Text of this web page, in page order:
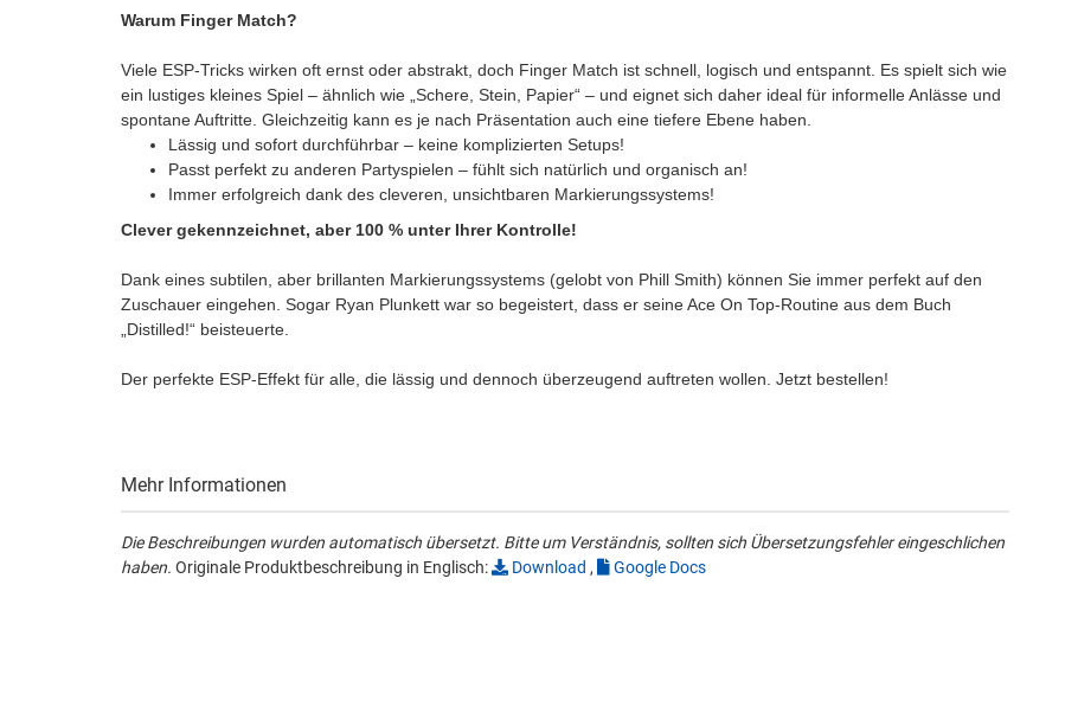
Warum Finger Match?
Viele ESP-Tricks wirken oft ernst oder abstrakt, doch Finger Match ist schnell, logisch und entspannt. Es spielt sich wie
ein lustiges kleines Spiel – ähnlich wie „Schere, Stein, Papier“ – und eignet sich daher ideal für informelle Anlässe und
spontane Auftritte. Gleichzeitig kann es je nach Präsentation auch eine tiefere Ebene haben.
Lässig und sofort durchführbar – keine komplizierten Setups!
Passt perfekt zu anderen Partyspielen – fühlt sich natürlich und organisch an!
Immer erfolgreich dank des cleveren, unsichtbaren Markierungssystems!
Clever gekennzeichnet, aber 100 % unter Ihrer Kontrolle!
Dank eines subtilen, aber brillanten Markierungssystems (gelobt von Phill Smith) können Sie immer perfekt auf den
Zuschauer eingehen. Sogar Ryan Plunkett war so begeistert, dass er seine Ace On Top-Routine aus dem Buch
„Distilled!“ beisteuerte.
Der perfekte ESP-Effekt für alle, die lässig und dennoch überzeugend auftreten wollen. Jetzt bestellen!
Mehr Informationen
Die Beschreibungen wurden automatisch übersetzt. Bitte um Verständnis, sollten sich Übersetzungsfehler eingeschlichen
haben. Originale Produktbeschreibung in Englisch: Download , Google Docs